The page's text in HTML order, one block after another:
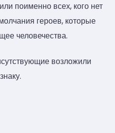
поименно всех, кого нет
героев, которые
человечества.
возложили